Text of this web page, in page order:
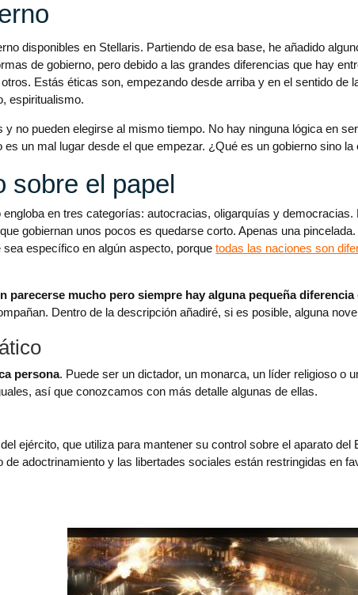
disponibles en Stellaris. Partiendo de esa base, he añadido
de gobierno, pero debido a las grandes diferencias que hay
Estás éticas son, empezando desde arriba y en el sentido de
espiritualismo.
no pueden elegirse al mismo tiempo. No hay ninguna lógica en
es un mal lugar desde el que empezar. ¿Qué es un gobierno sino
sobre el papel
en tres categorías: autocracias, oligarquías y
gobiernan unos pocos es quedarse corto. Apenas una
específico en algún aspecto, porquetodas las naciones son
parecerse mucho pero siempre hay alguna pequeña diferencia
Dentro de la descripción añadiré, si es posible, alguna
persona. Puede ser un dictador, un monarca, un líder religioso o
así que conozcamos con más detalle algunas de ellas.
ejército, que utiliza para mantener su control sobre el aparato
adoctrinamiento y las libertades sociales están restringidas en